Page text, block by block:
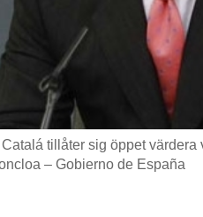
tillåter sig öppet värdera
– Gobierno de España